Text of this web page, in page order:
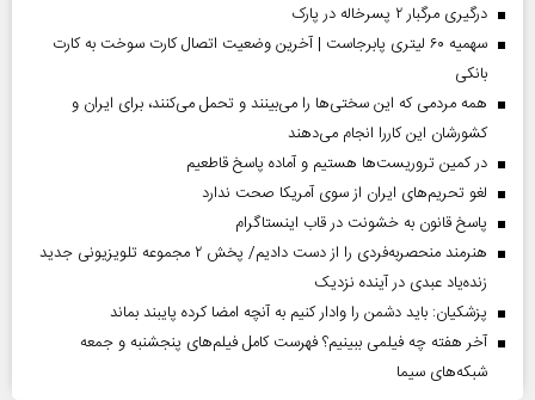
درگیری مرگبار ۲ پسرخاله در پارک
سهمیه ۶۰ لیتری پابرجاست | آخرین وضعیت اتصال کارت سوخت به کارت
بانکی
همه مردمی که این سختی‌ها را می‌بینند و تحمل می‌کنند، برای ایران و
کشورشان این کاررا انجام می‌دهند
در کمین تروریست‌ها هستیم و آماده پاسخ قاطعیم
لغو تحریم‌های ایران از سوی آمریکا صحت ندارد
پاسخ قانون به خشونت در قاب اینستاگرام
هنرمند منحصر‌به‌فردی را از دست دادیم/ پخش ۲ مجموعه تلویزیونی جدید
زنده‌یاد عبدی در آینده نزدیک
پزشکیان: باید دشمن را وادار کنیم به آنچه امضا کرده پایبند بماند
آخر هفته چه فیلمی ببینیم؟ فهرست کامل فیلم‌های پنجشنبه و جمعه
شبکه‌های سیما